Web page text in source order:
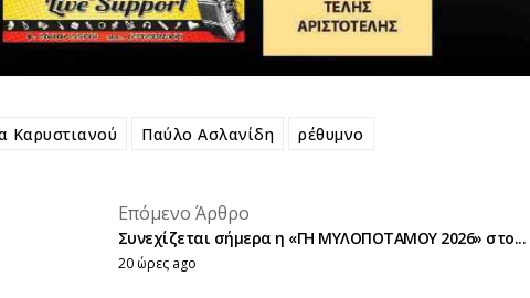
Καρυστιανού Παύλο Ασλανίδη ρέθυμνο
placeholder text
Επόμενο Άρθρο
Συνεχίζεται σήμερα η «ΓΗ ΜΥΛΟΠΟΤΑΜΟΥ 2026» στο...
20 ώρες ago